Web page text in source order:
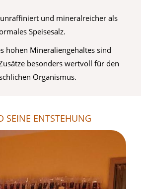
und mineralreicher als
Speisesalz.
hohen Mineraliengehaltes sind
besonders wertvoll für den
Organismus.
SEINE ENTSTEHUNG